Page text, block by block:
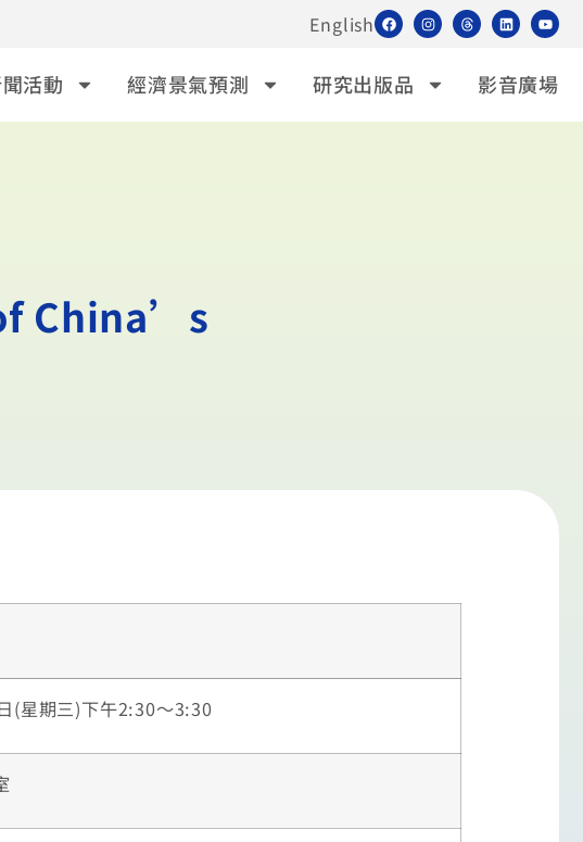
English
活動 經濟景氣預測 研究出版品 影音廣場
China’s
(星期三)下午2:30～3:30